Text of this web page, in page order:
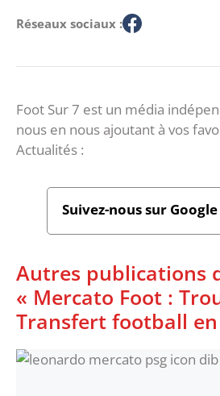
Réseaux sociaux :
Foot Sur 7 est un média
nous en nous ajoutant à vos
Actualités :
Suivez-nous sur
Autres publications
« Mercato Foot :
Transfert football